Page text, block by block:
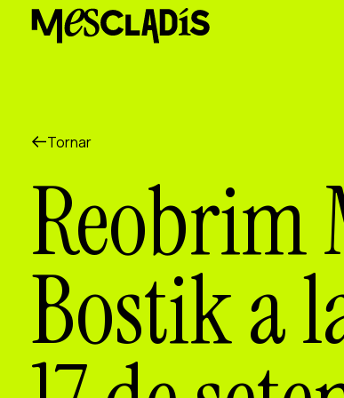
Productora social
Agenda
Els nostres tallers
Contacte
Tornar
Reobrim
Bostik a